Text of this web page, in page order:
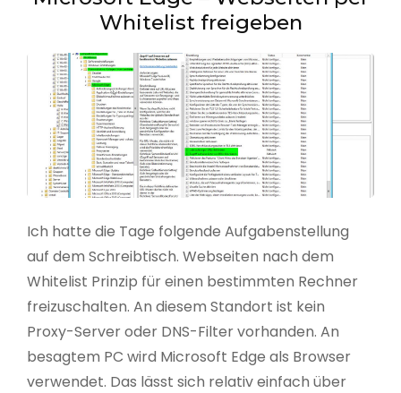
Active
Directory
Whitelist freigeben
Ich hatte die Tage folgende Aufgabenstellung
auf dem Schreibtisch. Webseiten nach dem
Whitelist Prinzip für einen bestimmten Rechner
freizuschalten. An diesem Standort ist kein
Proxy-Server oder DNS-Filter vorhanden. An
besagtem PC wird Microsoft Edge als Browser
verwendet. Das lässt sich relativ einfach über